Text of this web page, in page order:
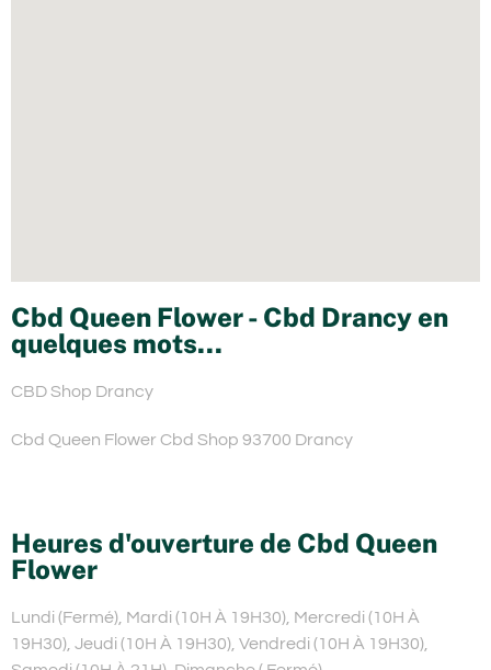
Cbd Queen Flower - Cbd Drancy en
quelques mots...
CBD Shop Drancy
Cbd Queen Flower Cbd Shop 93700 Drancy
Heures d'ouverture de Cbd Queen
Flower
Lundi (Fermé), Mardi (10H À 19H30), Mercredi (10H À
19H30), Jeudi (10H À 19H30), Vendredi (10H À 19H30),